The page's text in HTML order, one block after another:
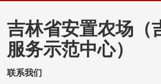
吉林省安置农场（
服务示范中心）
联系我们